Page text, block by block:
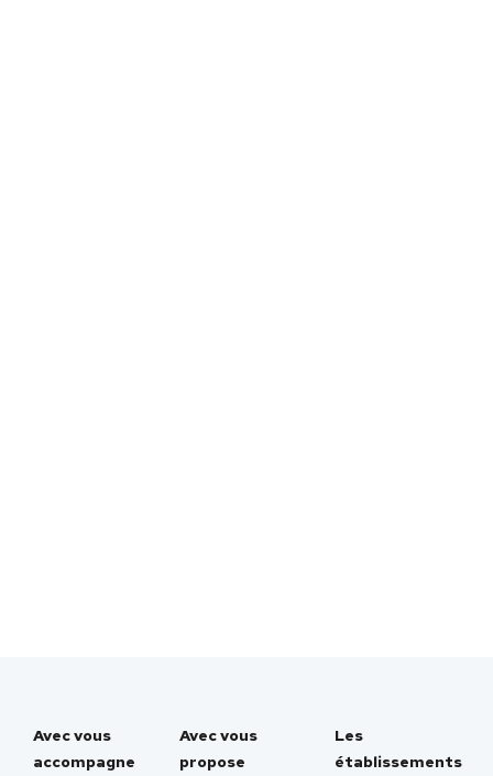
Avec vous
accompagne
Avec vous
propose
Les
établissements